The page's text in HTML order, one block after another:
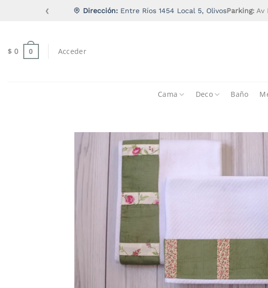
Dirección:Entre Ríos 1454 Local 5, OlivosParking:Av
❮
$ 0 0 Acceder
Cama Deco Baño